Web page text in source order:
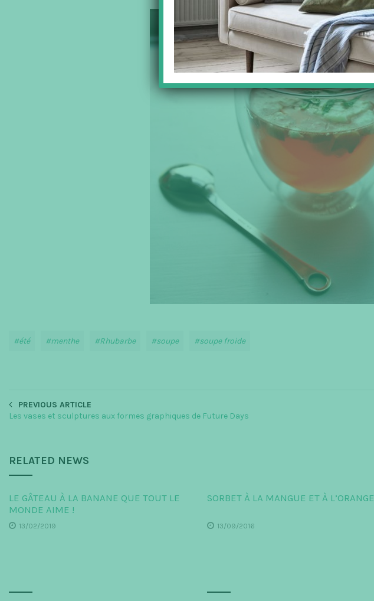
été menthe Rhubarbe soupe soupe froide
PREVIOUS ARTICLE
Les vases et sculptures aux formes graphiques de Future Days
RELATED NEWS
LE GÂTEAU À LA BANANE QUE TOUT LE
MONDE AIME !
13/02/2019
SORBET À LA MANGUE ET À L’ORANGE
13/09/2016